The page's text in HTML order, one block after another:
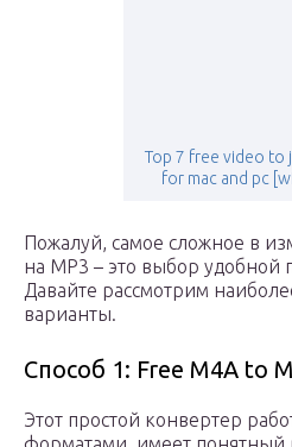
Top 7 free video to
for mac and pc
Пожалуй, самое сложное в
на MP3 – это выбор удобной
Давайте рассмотрим
варианты.
Способ 1: Free M4A to
Этот простой конвертер